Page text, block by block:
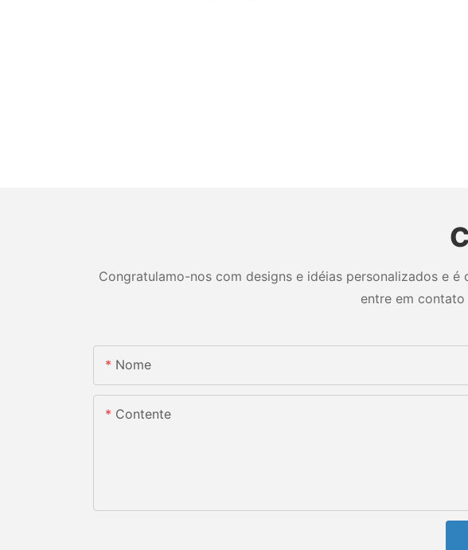
Congratulamo-nos com designs e idéias personalizados e
entre em
Nome
Contente